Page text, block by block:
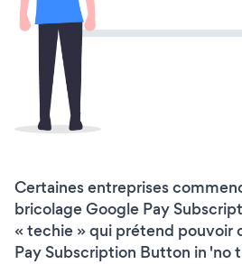
Certaines entreprises
bricolage Google Pay
« techie » qui prétend pouvoir
Pay Subscription Button in 'no